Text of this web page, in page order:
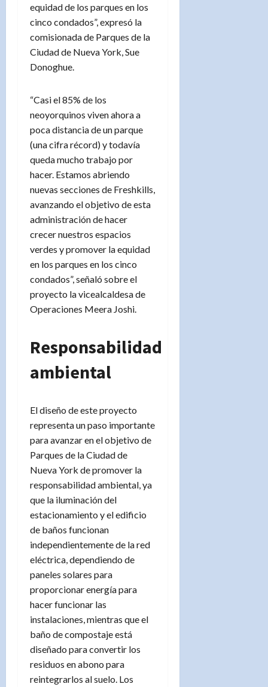
equidad de los parques en los
cinco condados”, expresó la
comisionada de Parques de la
Ciudad de Nueva York, Sue
Donoghue.
“Casi el 85% de los
neoyorquinos viven ahora a
poca distancia de un parque
(una cifra récord) y todavía
queda mucho trabajo por
hacer. Estamos abriendo
nuevas secciones de Freshkills,
avanzando el objetivo de esta
administración de hacer
crecer nuestros espacios
verdes y promover la equidad
en los parques en los cinco
condados”, señaló sobre el
proyecto la vicealcaldesa de
Operaciones Meera Joshi.
Responsabilidad
ambiental
El diseño de este proyecto
representa un paso importante
para avanzar en el objetivo de
Parques de la Ciudad de
Nueva York de promover la
responsabilidad ambiental, ya
que la iluminación del
estacionamiento y el edificio
de baños funcionan
independientemente de la red
eléctrica, dependiendo de
paneles solares para
proporcionar energía para
hacer funcionar las
instalaciones, mientras que el
baño de compostaje está
diseñado para convertir los
residuos en abono para
reintegrarlos al suelo. Los